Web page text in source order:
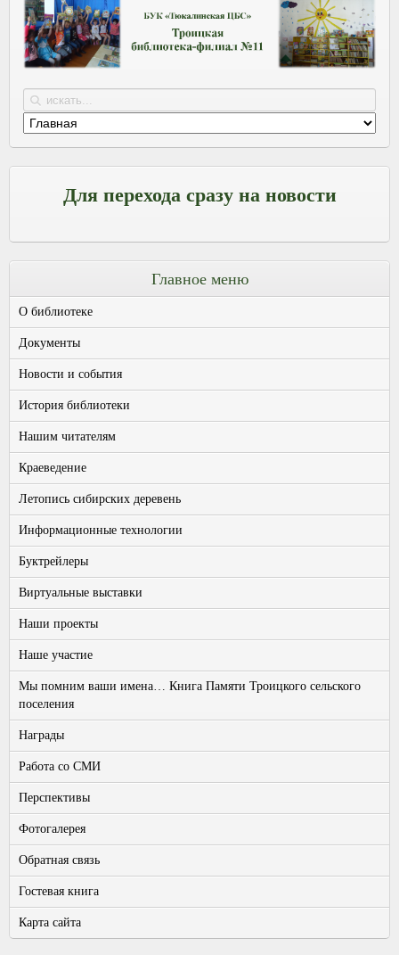
Для перехода сразу на новости
Главное меню
О библиотеке
Документы
Новости и события
История библиотеки
Нашим читателям
Краеведение
Летопись сибирских деревень
Информационные технологии
Буктрейлеры
Виртуальные выставки
Наши проекты
Наше участие
Мы помним ваши имена… Книга Памяти Троицкого сельского
поселения
Награды
Работа со СМИ
Перспективы
Фотогалерея
Обратная связь
Гостевая книга
Карта сайта